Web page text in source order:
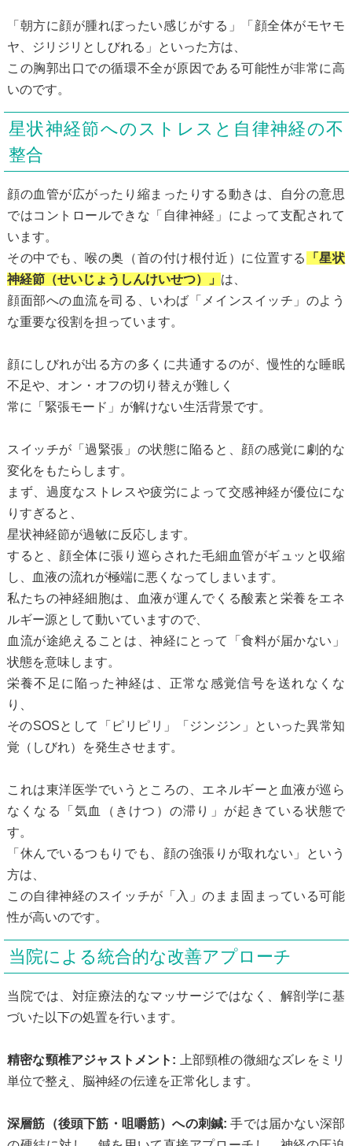
「朝方に顔が腫れぼったい感じがする」「顔全体がモヤモ
ヤ、ジリジリとしびれる」といった方は、
この胸郭出口での循環不全が原因である可能性が非常に高
いのです。
星状神経節へのストレスと自律神経の不
整合
顔の血管が広がったり縮まったりする動きは、自分の意思
ではコントロールできな「自律神経」によって支配されて
います。
その中でも、喉の奥（首の付け根付近）に位置する
「星状
神経節（せいじょうしんけいせつ）」 は、
顔面部への血流を司る、いわば「メインスイッチ」のよう
な重要な役割を担っています。
顔にしびれが出る方の多くに共通するのが、慢性的な睡眠
不足や、オン・オフの切り替えが難しく
常に「緊張モード」が解けない生活背景です。
スイッチが「過緊張」の状態に陥ると、顔の感覚に劇的な
変化をもたらします。
まず、過度なストレスや疲労によって交感神経が優位にな
りすぎると、
星状神経節が過敏に反応します。
すると、顔全体に張り巡らされた毛細血管がギュッと収縮
し、血液の流れが極端に悪くなってしまいます。
私たちの神経細胞は、血液が運んでくる酸素と栄養をエネ
ルギー源として動いていますので、
血流が途絶えることは、神経にとって「食料が届かない」
状態を意味します。
栄養不足に陥った神経は、正常な感覚信号を送れなくな
り、
そのSOSとして「ピリピリ」「ジンジン」といった異常知
覚（しびれ）を発生させます。
これは東洋医学でいうところの、エネルギーと血液が巡ら
なくなる「気血（きけつ）の滞り」が起きている状態で
す。
「休んでいるつもりでも、顔の強張りが取れない」という
方は、
この自律神経のスイッチが「入」のまま固まっている可能
性が高いのです。
当院による統合的な改善アプローチ
当院では、対症療法的なマッサージではなく、解剖学に基
づいた以下の処置を行います。
精密な頸椎アジャストメント:
上部頸椎の微細なズレをミリ
単位で整え、脳神経の伝達を正常化します。
深層筋（後頭下筋・咀嚼筋）への刺鍼:手では届かない深部